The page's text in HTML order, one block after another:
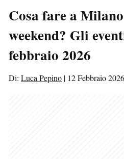
Cosa fare a
weekend? Gli
febbraio 2026
Di: Luca Pepino | 12 Febbraio